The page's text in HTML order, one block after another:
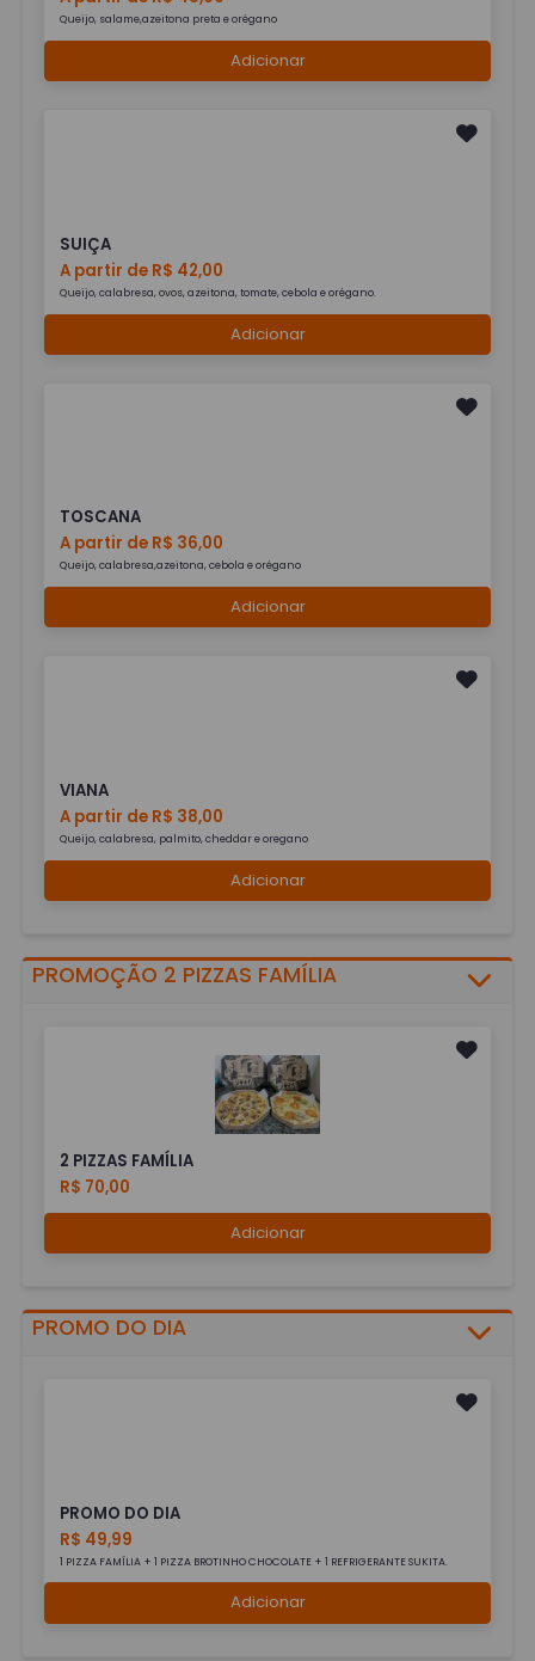
Queijo, salame,azeitona preta e orégano
Adicionar
SUIÇA
A partir de R$ 42,00
Queijo, calabresa, ovos, azeitona, tomate, cebola e orégano.
Adicionar
TOSCANA
A partir de R$ 36,00
Queijo, calabresa,azeitona, cebola e orégano
Adicionar
VIANA
A partir de R$ 38,00
Queijo, calabresa, palmito, cheddar e oregano
Adicionar
PROMOÇÃO 2 PIZZAS FAMÍLIA
2 PIZZAS FAMÍLIA
R$ 70,00
Adicionar
PROMO DO DIA
PROMO DO DIA
R$ 49,99
1 PIZZA FAMÍLIA + 1 PIZZA BROTINHO CHOCOLATE + 1 REFRIGERANTE SUKITA.
Adicionar